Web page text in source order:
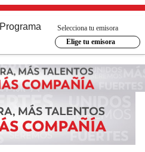
Programa
Selecciona tu emisora
Elige tu emisora